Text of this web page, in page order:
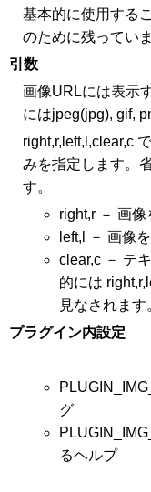
基本的に使用する
のために残っていま
引数
画像URLには表示
にはjpeg(jpg), gif,
right,r,left,l,clear,c
みを指定します。
す。
right,r － 画像
left,l － 画像
clear,c － テ
的には
見なされます
プラグイン内設定
グ
るヘルプ